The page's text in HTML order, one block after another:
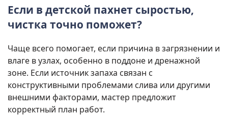
Если в детской пахнет сыростью,
чистка точно поможет?
Чаще всего помогает, если причина в загрязнении и
влаге в узлах, особенно в поддоне и дренажной
зоне. Если источник запаха связан с
конструктивными проблемами слива или другими
внешними факторами, мастер предложит
корректный план работ.